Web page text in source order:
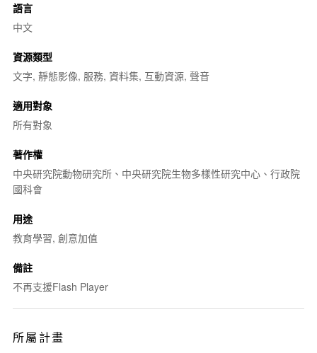
語言
中文
資源類型
文字, 靜態影像, 服務, 資料集, 互動資源, 聲音
適用對象
所有對象
著作權
中央研究院動物研究所、中央研究院生物多樣性研究中心、行政院
國科會
用途
教育學習, 創意加值
備註
不再支援Flash Player
所屬計畫